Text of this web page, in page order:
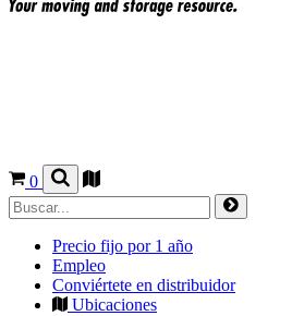
0
Precio fijo por 1 año
Empleo
Conviértete en distribuidor
Ubicaciones